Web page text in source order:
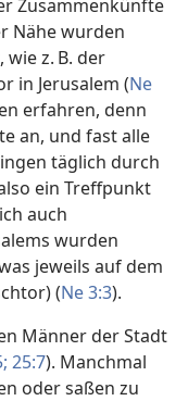
Zusammenkünfte
Nähe wurden
z. B. der
in Jerusalem (Ne
erfahren, denn
an, und fast alle
täglich durch
ein Treffpunkt
auch
wurden
jeweils auf dem
(Ne 3:3).
Männer der Stadt
25:7). Manchmal
oder saßen zu